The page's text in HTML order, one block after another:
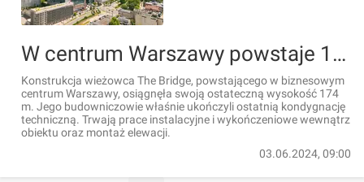
W centrum Warszawy powstaje 174-metrowy wieżowiec The Bridge [FILMY]
Konstrukcja wieżowca The Bridge, powstającego w biznesowym
centrum Warszawy, osiągnęła swoją ostateczną wysokość 174
m. Jego budowniczowie właśnie ukończyli ostatnią kondygnację
techniczną. Trwają prace instalacyjne i wykończeniowe wewnątrz
obiektu oraz montaż elewacji.
03.06.2024, 09:00